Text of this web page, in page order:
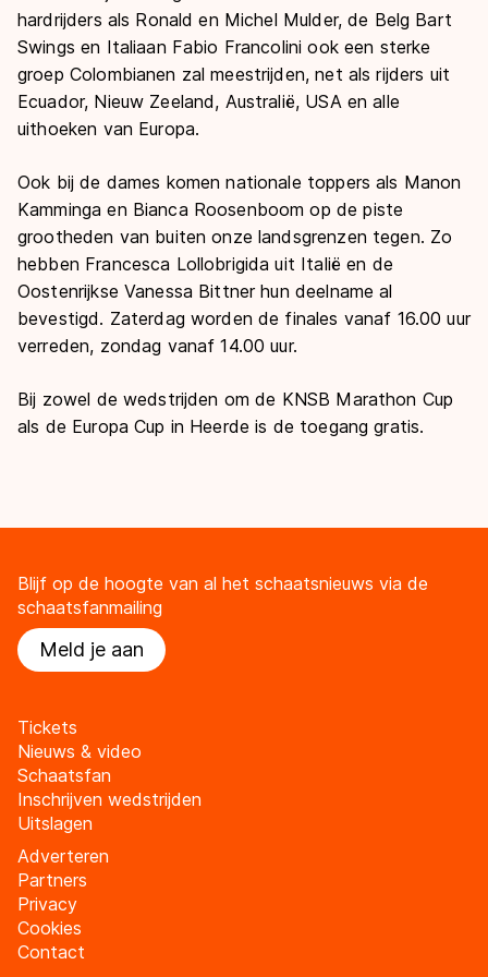
hardrijders als Ronald en Michel Mulder, de Belg Bart
Swings en Italiaan Fabio Francolini ook een sterke
groep Colombianen zal meestrijden, net als rijders uit
Ecuador, Nieuw Zeeland, Australië, USA en alle
uithoeken van Europa.
Ook bij de dames komen nationale toppers als Manon
Kamminga en Bianca Roosenboom op de piste
grootheden van buiten onze landsgrenzen tegen. Zo
hebben Francesca Lollobrigida uit Italië en de
Oostenrijkse Vanessa Bittner hun deelname al
bevestigd. Zaterdag worden de finales vanaf 16.00 uur
verreden, zondag vanaf 14.00 uur.
Bij zowel de wedstrijden om de KNSB Marathon Cup
als de Europa Cup in Heerde is de toegang gratis.
Blijf op de hoogte van al het schaatsnieuws via de
schaatsfanmailing
Meld je aan
Tickets
Nieuws & video
Schaatsfan
Inschrijven wedstrijden
Uitslagen
Adverteren
Partners
Privacy
Cookies
Contact